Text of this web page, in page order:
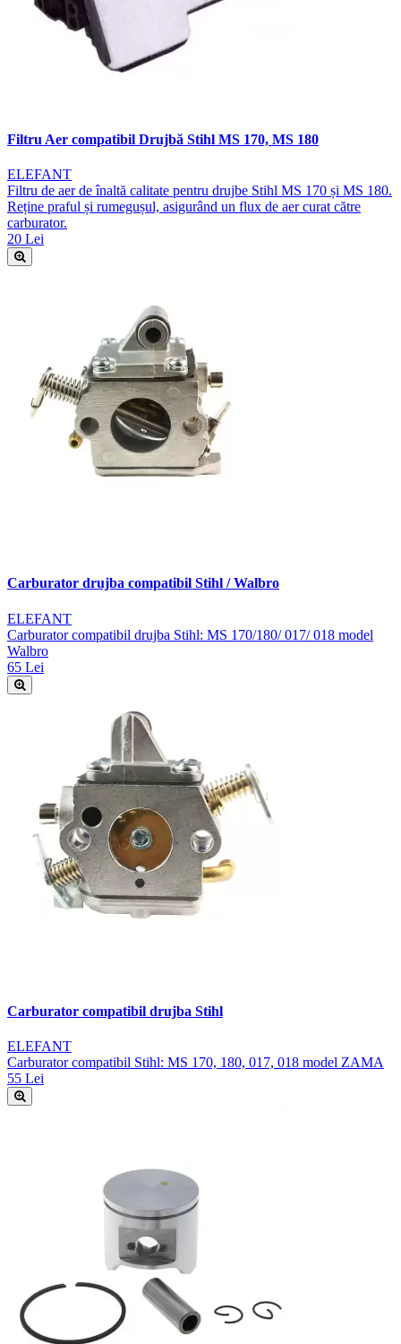
Filtru Aer compatibil Drujbă Stihl MS 170, MS 180
ELEFANT
Filtru de aer de înaltă calitate pentru drujbe Stihl MS 170 și MS 180.
Reține praful și rumegușul, asigurând un flux de aer curat către
carburator.
20 Lei
Carburator drujba compatibil Stihl / Walbro
ELEFANT
Carburator compatibil drujba Stihl: MS 170/180/ 017/ 018 model
Walbro
65 Lei
Carburator compatibil drujba Stihl
ELEFANT
Carburator compatibil Stihl: MS 170, 180, 017, 018 model ZAMA
55 Lei